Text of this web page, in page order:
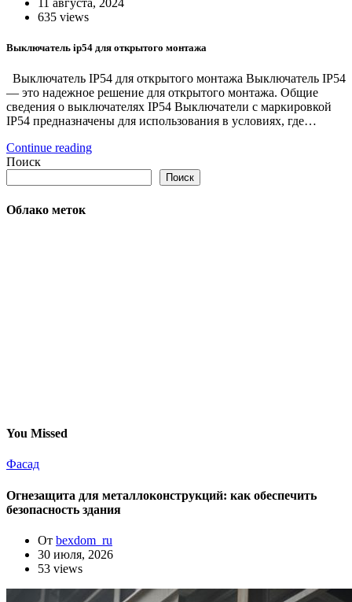
11 августа, 2024
635 views
Выключатель ip54 для открытого монтажа
Выключатель IP54 для открытого монтажа Выключатель IP54
— это надежное решение для открытого монтажа. Общие
сведения о выключателях IP54 Выключатели с маркировкой
IP54 предназначены для использования в условиях, где…
Continue reading
Поиск
Поиск
Облако меток
You Missed
Фасад
Огнезащита для металлоконструкций: как обеспечить
безопасность здания
От bexdom_ru
30 июля, 2026
53 views